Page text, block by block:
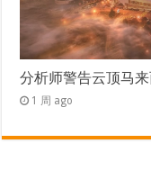
分析师警告云顶马
1 周 ago